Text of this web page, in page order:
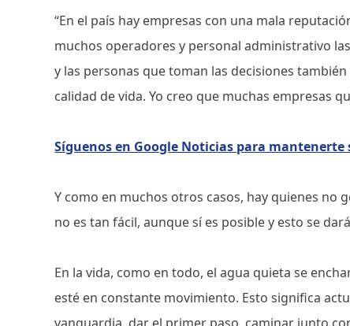
“En el país hay empresas con una mala
muchos operadores y personal administrativo
y las personas que toman las decisiones
calidad de vida. Yo creo que muchas empresas
Síguenos en Google Noticias para
Y como en muchos otros casos, hay quienes no
no es tan fácil, aunque sí es posible y esto se
En la vida, como en todo, el agua quieta se
esté en constante movimiento. Esto significa